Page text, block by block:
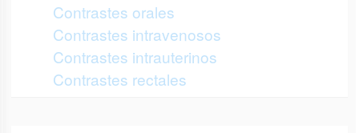
Contrastes orales
Contrastes intravenosos
Contrastes intrauterinos
Contrastes rectales